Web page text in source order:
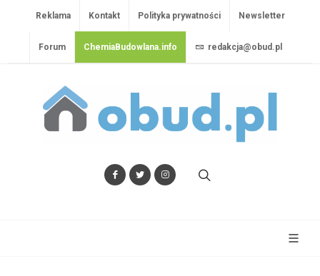
Reklama Kontakt Polityka prywatności Newsletter
Forum ChemiaBudowlana.info redakcja@obud.pl